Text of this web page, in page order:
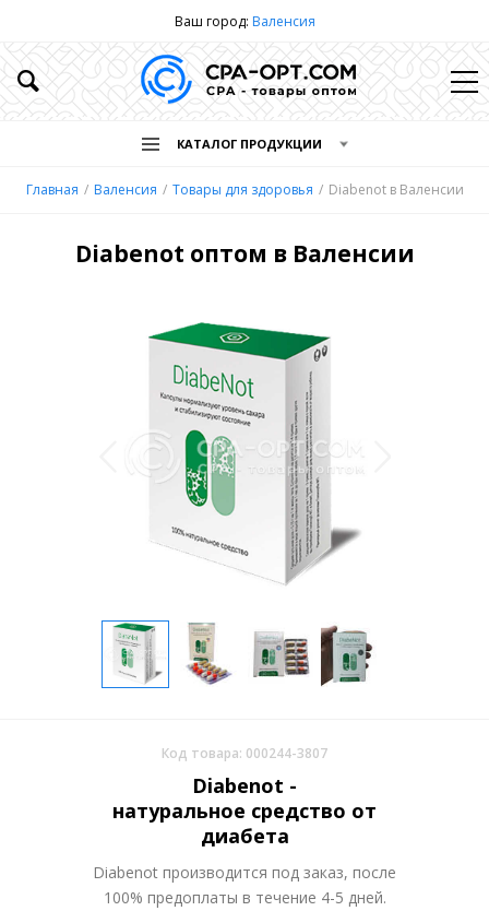
Ваш город: Валенсия
КАТАЛОГ ПРОДУКЦИИ
Главная Валенсия Товары для здоровья Diabenot в Валенсии
Diabenot оптом в Валенсии
Код товара: 000244-3807
Diabenot -
натуральное средство от
диабета
Diabenot производится под заказ, после
100% предоплаты в течение 4-5 дней.